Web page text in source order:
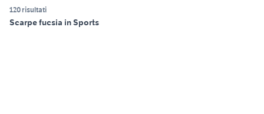
120 risultati
Scarpe fucsia in Sports